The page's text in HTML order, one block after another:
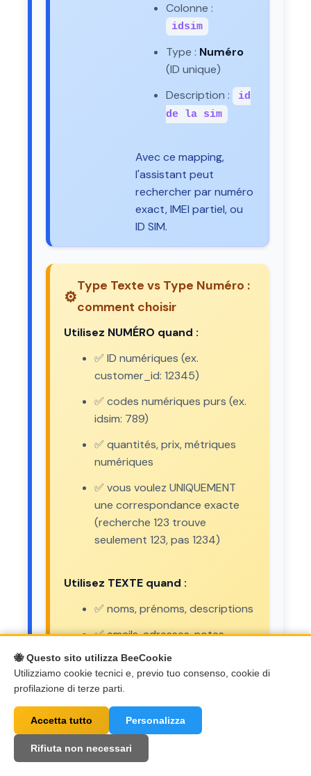
Colonne :
idsim
Type : Numéro
(ID unique)
Description :
id
de la sim
Avec ce mapping,
l'assistant peut
rechercher par numéro
exact, IMEI partiel, ou
ID SIM.
⚙️
Type Texte vs Type Numéro :
comment choisir
Utilisez NUMÉRO quand :
✅ ID numériques (ex.
customer_id: 12345)
✅ codes numériques purs (ex.
idsim: 789)
✅ quantités, prix, métriques
numériques
✅ vous voulez UNIQUEMENT
une correspondance exacte
(recherche 123 trouve
seulement 123, pas 1234)
Utilisez TEXTE quand :
✅ noms, prénoms, descriptions
✅ emails, adresses, notes
✅ codes alphanumériques (ex.
IMEI: "899910...", SKU: "PROD-
123")
✅ vous voulez une recherche
partielle (recherche "Mario"
trouve "Mario Rossi")
🐝 Questo sito utilizza BeeCookie
Utilizziamo cookie tecnici e, previo tuo consenso, cookie di
profilazione di terze parti.
Accetta tutto Personalizza
Rifiuta non necessari